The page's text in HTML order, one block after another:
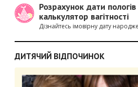
Розрахунок дати
калькулятор вагітності
Дізнайтесь імовірну дату
ДИТЯЧИЙ ВІДПОЧИНОК